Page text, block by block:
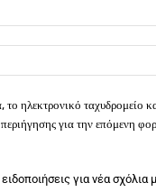
ηλεκτρονικό ταχυδρομείο
για την επόμενη
για νέα σχόλια